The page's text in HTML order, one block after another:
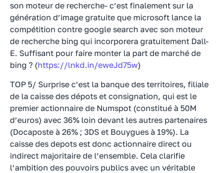
son moteur de recherche- c’est finalement sur la
génération d’image gratuite que microsoft lance la
compétition contre google search avec son moteur
de recherche bing qui incorporera gratuitement Dall-
E. Suffisant pour faire monter la part de marché de
bing ? (https://lnkd.in/eweJd75w)
TOP 5/ Surprise c’est la banque des territoires, filiale
de la caisse des dépots et consignation, qui est le
premier actionnaire de Numspot (constitué à 50M
d’euros) avec 36% loin devant les autres partenaires
(Docaposte à 26% ; 3DS et Bouygues à 19%). La
caisse des depots est donc actionnaire direct ou
indirect majoritaire de l’ensemble. Cela clarifie
l’ambition des pouvoirs publics avec un véritable